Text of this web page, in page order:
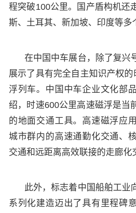
程突破100公里。国产盾构机还
斯、土耳其、新加坡、印度等多
在中国中车展台，除了复兴
展示了具有完全自主知识产权
浮列车。中国中车企业文化部
绍，时速600公里高速磁浮是当
的地面交通工具。高速磁浮应
城市群内的高速通勤化交通、
交通和远距离高效联接的走廊化
此外，标志着中国船舶工业
系列化建造迈出了具有里程碑